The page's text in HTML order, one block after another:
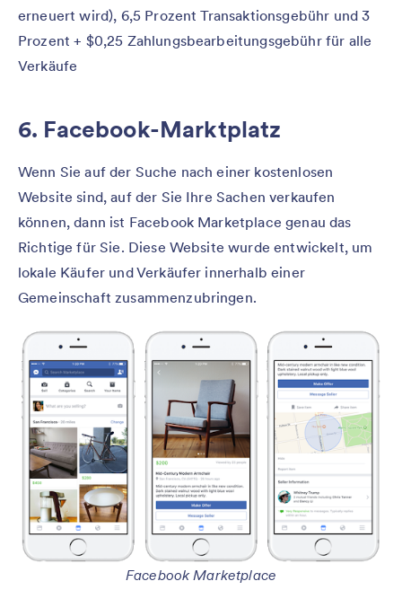
erneuert wird), 6,5 Prozent Transaktionsgebühr und 3
Prozent + $0,25 Zahlungsbearbeitungsgebühr für alle
Verkäufe
6. Facebook-Marktplatz
Wenn Sie auf der Suche nach einer kostenlosen
Website sind, auf der Sie Ihre Sachen verkaufen
können, dann ist Facebook Marketplace genau das
Richtige für Sie. Diese Website wurde entwickelt, um
lokale Käufer und Verkäufer innerhalb einer
Gemeinschaft zusammenzubringen.
Facebook Marketplace